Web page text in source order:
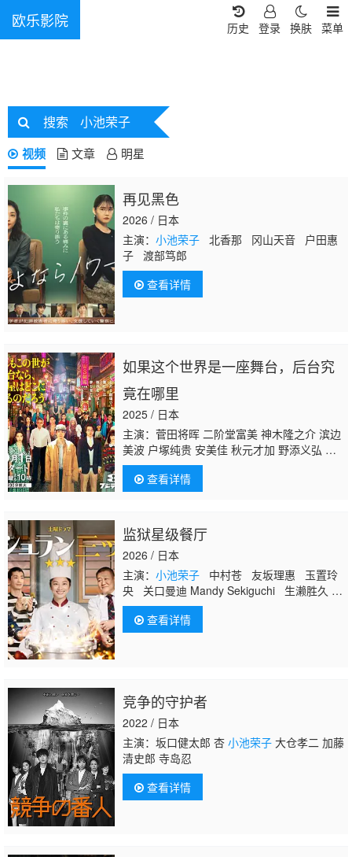
欧乐影院 菜单
换肤
登录
历史
搜索 小池荣子
视频 文章 明星
再见黑色
2026 / 日本
主演： 小池荣子北香那 冈山天音 户田惠
子 渡部笃郎
查看详情
如果这个世界是一座舞台，后台究
竟在哪里
2025 / 日本
主演：菅田将晖 二阶堂富美 神木隆之介 滨边
美波 户塚纯贵 安美佳 秋元才加 野添义弘 长
野里美 富田望生 西村瑞樹 大水洋介 小泽雄
太 福井夏 ひょうろく 松井慎也 佳久创 佐藤
大空 野间口彻 希薇亚·格拉布 菊地凛子
查看详情
监狱星级餐厅
2026 / 日本
主演： 小池荣子中村苍 友坂理惠 玉置玲
央 关口曼迪 Mandy Sekiguchi 生濑胜久
国村隼
查看详情
竞争的守护者
2022 / 日本
主演：坂口健太郎 杏 小池荣子大仓孝二 加藤
清史郎 寺岛忍
查看详情